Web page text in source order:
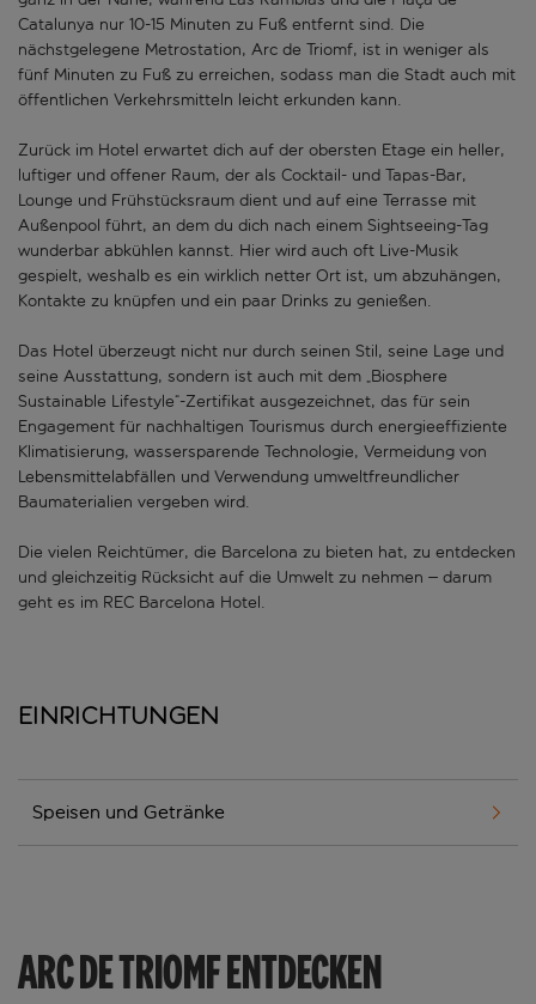
Catalunya nur 10-15 Minuten zu Fuß entfernt sind. Die
nächstgelegene Metrostation, Arc de Triomf, ist in weniger als
fünf Minuten zu Fuß zu erreichen, sodass man die Stadt auch mit
öffentlichen Verkehrsmitteln leicht erkunden kann.
Zurück im Hotel erwartet dich auf der obersten Etage ein heller,
luftiger und offener Raum, der als Cocktail- und Tapas-Bar,
Lounge und Frühstücksraum dient und auf eine Terrasse mit
Außenpool führt, an dem du dich nach einem Sightseeing-Tag
wunderbar abkühlen kannst. Hier wird auch oft Live-Musik
gespielt, weshalb es ein wirklich netter Ort ist, um abzuhängen,
Kontakte zu knüpfen und ein paar Drinks zu genießen.
Das Hotel überzeugt nicht nur durch seinen Stil, seine Lage und
seine Ausstattung, sondern ist auch mit dem „Biosphere
Sustainable Lifestyle“-Zertifikat ausgezeichnet, das für sein
Engagement für nachhaltigen Tourismus durch energieeffiziente
Klimatisierung, wassersparende Technologie, Vermeidung von
Lebensmittelabfällen und Verwendung umweltfreundlicher
Baumaterialien vergeben wird.
Die vielen Reichtümer, die Barcelona zu bieten hat, zu entdecken
und gleichzeitig Rücksicht auf die Umwelt zu nehmen – darum
geht es im REC Barcelona Hotel.
Einrichtungen
Speisen und Getränke
ARC DE TRIOMF ENTDECKEN